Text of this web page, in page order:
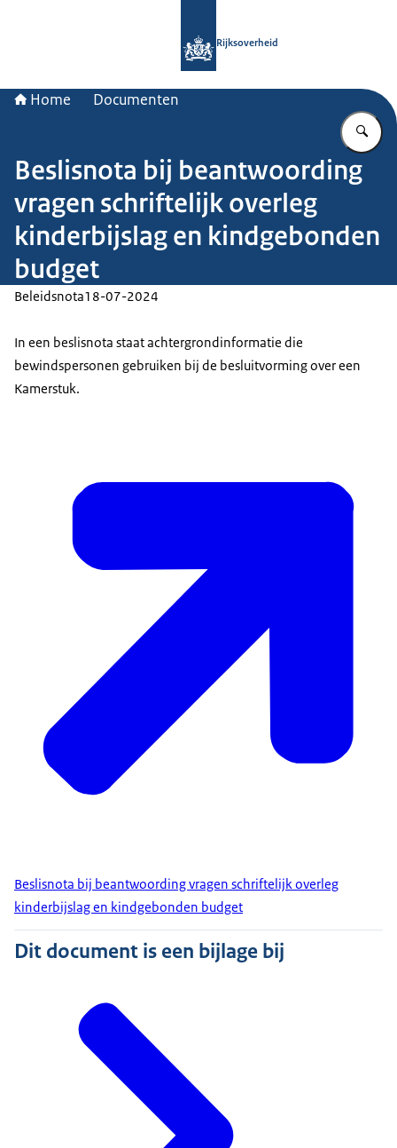
Rijksoverheid
Home Documenten
Beslisnota bij beantwoording
vragen schriftelijk overleg
kinderbijslag en kindgebonden
budget
Beleidsnota18-07-2024
In een beslisnota staat achtergrondinformatie die
bewindspersonen gebruiken bij de besluitvorming over een
Kamerstuk.
Beslisnota bij beantwoording vragen schriftelijk overleg
kinderbijslag en kindgebonden budget
Dit document is een bijlage bij